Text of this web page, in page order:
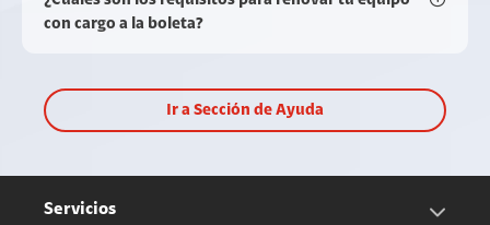
con cargo a la boleta?
Ir a Sección de Ayuda
Servicios